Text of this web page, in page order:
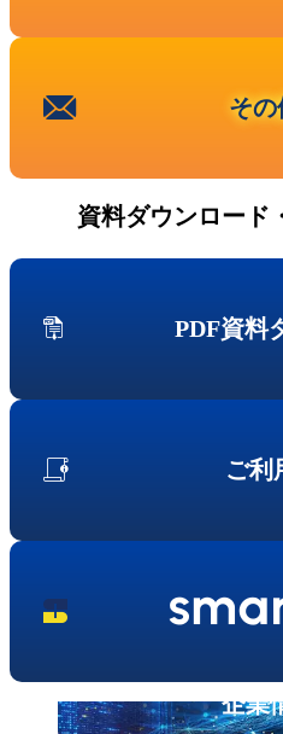
新卒採用
その
資料ダウンロード
PDF資料
ご利
企業